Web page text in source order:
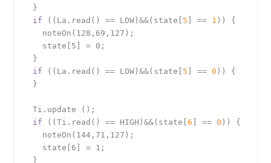
  }
if ((La.read() == LOW)&&(state[ 5 ] == 1 )) {
    noteOn(128,69,127);
    state[5] = 0;
  }
if ((La.read() == LOW)&&(state[ 5 ] == 0 )) {
  }
  Ti.update ();
if ((Ti.read() == HIGH)&&(state[ 6 ] == 0 )) {
    noteOn(144,71,127);
    state[6] = 1;
  }